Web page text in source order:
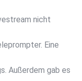
nicht
Eine
Außerdem gab es